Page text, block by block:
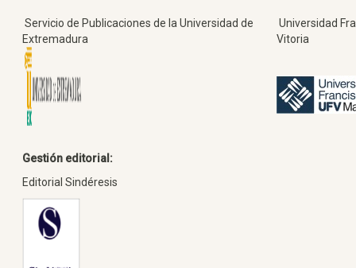
Servicio de Publicaciones de la Universidad de
Extremadura
Universidad
Vitoria
Gestión editorial:
Editorial Sindéresis